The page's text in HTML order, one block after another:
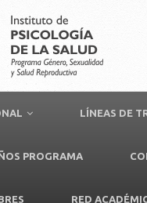
LÍNEAS DE
PROGRAMA
RED